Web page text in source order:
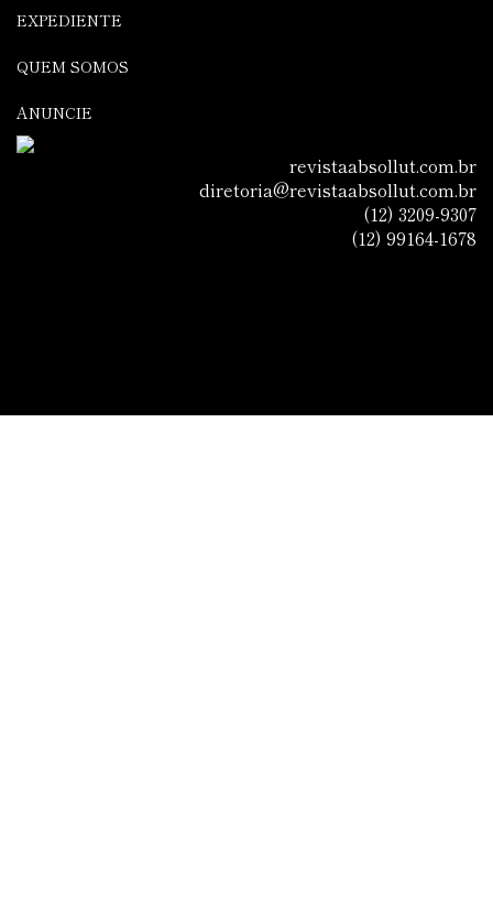
EXPEDIENTE
QUEM SOMOS
ANUNCIE
revistaabsollut.com.br
diretoria@revistaabsollut.com.br
(12) 3209-9307
(12) 99164-1678